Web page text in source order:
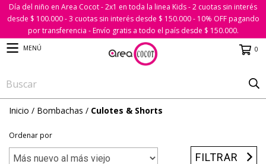
Día del niño en Area Cocot - 2x1 en toda la linea Kids - 2 cuotas sin interés
desde $ 100.000 - 3 cuotas sin interés desde $ 150.000 - 10% OFF pagando
por transferencia - Envío gratis a todo el país desde $ 150.000.
MENÚ 0
Inicio / Bombachas / Culotes & Shorts
Ordenar por
FILTRAR